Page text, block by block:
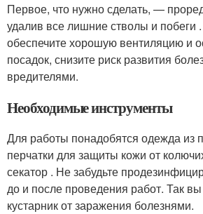
Первое, что нужно сделать, —
удалив все лишние стволы и
обеспечите хорошую вентиляцию и
посадок, снизите риск развития
вредителями.
Необходимые инструменты
Для работы понадобятся одежда из
перчатки для защиты кожи от
секатор . Не забудьте
до и после проведения работ. Так
кустарник от заражения болезнями.